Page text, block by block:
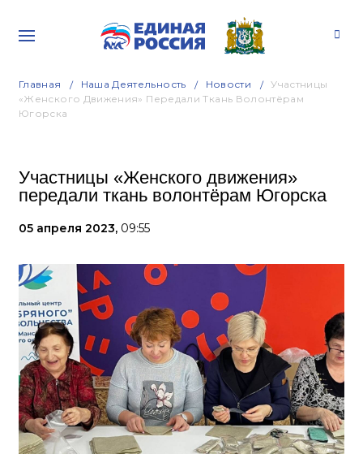
Главная Наша Деятельность Новости
Участницы
«Женского Движения» Передали Ткань Волонтёрам
Югорска
Участницы «Женского движения»
передали ткань волонтёрам Югорска
05 апреля 2023, 09:55